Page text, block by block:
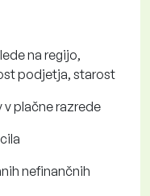
na regijo,
podjetja, starost
plačne razrede
nefinančnih